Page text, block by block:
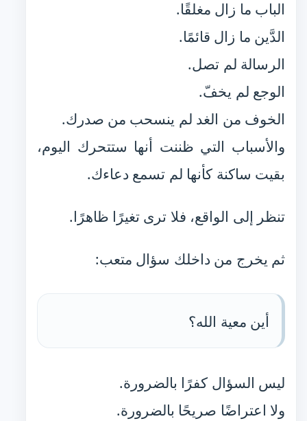
الباب ما زال مغلقًا.
الدَّين ما زال قائمًا.
الرسالة لم تصل.
الوجع لم يخفّ.
الخوف من الغد لم ينسحب من صدرك.
والأسباب التي ظننت أنها ستتحرك اليوم،
بقيت ساكنة كأنها لم تسمع دعاءك.
تنظر إلى الواقع، فلا ترى تغيرًا ظاهرًا.
ثم يخرج من داخلك سؤال متعب:
أين معية الله؟
ليس السؤال كفرًا بالضرورة.
ولا اعتراضًا صريحًا بالضرورة.